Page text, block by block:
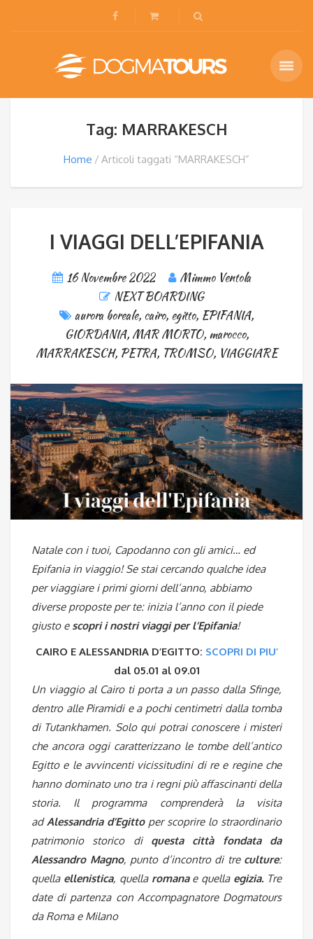
Tag: MARRAKESCH
Home Articoli taggati “MARRAKESCH”
I VIAGGI DELL’EPIFANIA
16 Novembre 2022
Mimmo Ventola
NEXT BOARDING
aurora boreale, cairo, egitto, EPIFANIA,
GIORDANIA, MAR MORTO, marocco,
MARRAKESCH, PETRA, TROMSO, VIAGGIARE
Natale con i tuoi, Capodanno con gli amici… ed
Epifania in viaggio! Se stai cercando qualche idea
per viaggiare i primi giorni dell’anno, abbiamo
diverse proposte per te: inizia l’anno con il piede
giusto e scopri i nostri viaggi per l’Epifania!
CAIRO E ALESSANDRIA D’EGITTO: SCOPRI DI PIU’
dal 05.01 al 09.01
Un viaggio al Cairo ti porta a un passo dalla Sfinge,
dentro alle Piramidi e a pochi centimetri dalla tomba
di Tutankhamen. Solo qui potrai conoscere i misteri
che ancora oggi caratterizzano le tombe dell’antico
Egitto e le avvincenti vicissitudini di re e regine che
hanno dominato uno tra i regni più affascinanti della
storia. Il programma comprenderà la visita
adAlessandria d’Egittoper scoprire lo straordinario
patrimonio storico di questa città fondata da
Alessandro Magno, punto d’incontro di tre culture:
quellaellenistica, quella romanae quella egizia. Tre
date di partenza con Accompagnatore Dogmatours
da Roma e Milano